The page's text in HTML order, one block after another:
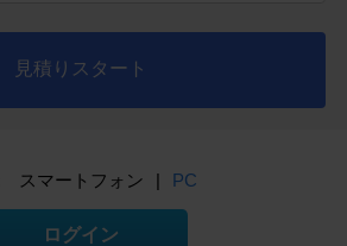
見積りスタート
スマートフォン | PC
ログイン